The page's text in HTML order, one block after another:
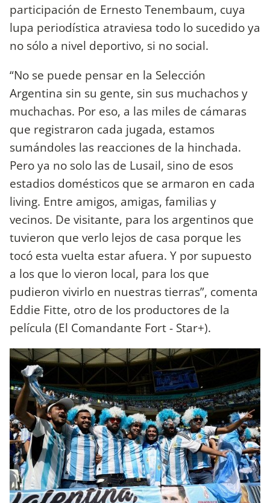
participación de Ernesto Tenembaum, cuya
lupa periodística atraviesa todo lo sucedido ya
no sólo a nivel deportivo, si no social.
“No se puede pensar en la Selección
Argentina sin su gente, sin sus muchachos y
muchachas. Por eso, a las miles de cámaras
que registraron cada jugada, estamos
sumándoles las reacciones de la hinchada.
Pero ya no solo las de Lusail, sino de esos
estadios domésticos que se armaron en cada
living. Entre amigos, amigas, familias y
vecinos. De visitante, para los argentinos que
tuvieron que verlo lejos de casa porque les
tocó esta vuelta estar afuera. Y por supuesto
a los que lo vieron local, para los que
pudieron vivirlo en nuestras tierras”, comenta
Eddie Fitte, otro de los productores de la
película (El Comandante Fort - Star+).